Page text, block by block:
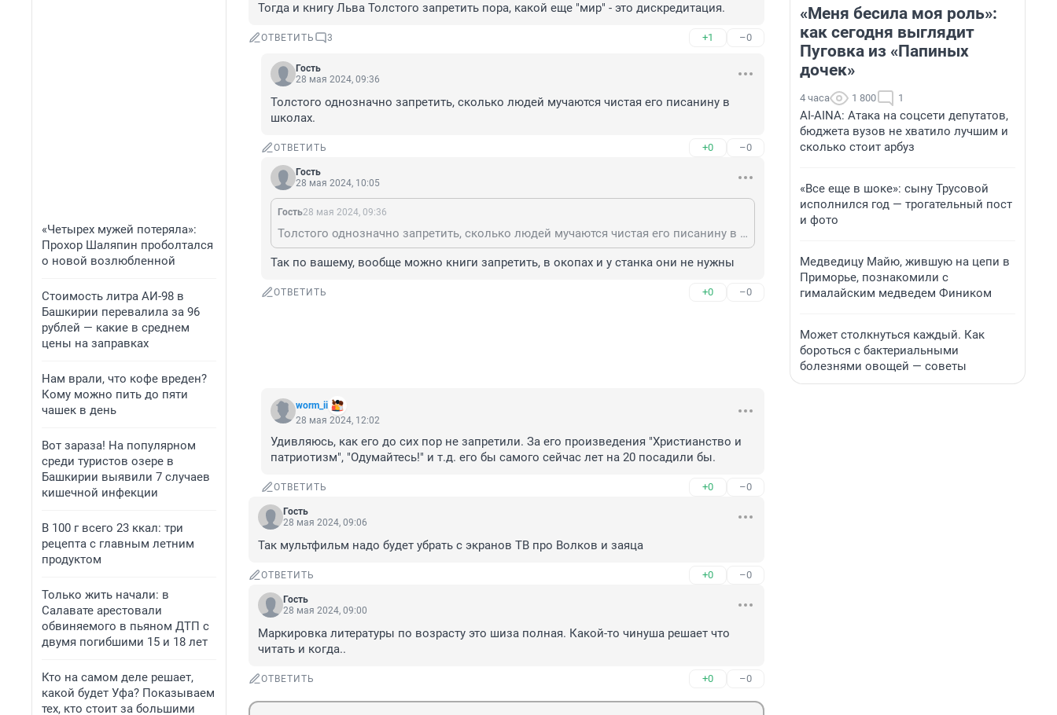
«Четырех мужей потеряла»:
Прохор Шаляпин проболтался
о новой возлюбленной
Стоимость литра АИ-98 в
Башкирии перевалила за 96
рублей — какие в среднем
цены на заправках
Нам врали, что кофе вреден?
Кому можно пить до пяти
чашек в день
Вот зараза! На популярном
среди туристов озере в
Башкирии выявили 7 случаев
кишечной инфекции
В 100 г всего 23 ккал: три
рецепта с главным летним
продуктом
Только жить начали: в
Салавате арестовали
обвиняемого в пьяном ДТП с
двумя погибшими 15 и 18 лет
Кто на самом деле решает,
какой будет Уфа? Показываем
тех, кто стоит за большими
Тогда и книгу Льва Толстого запретить пора, какой еще "мир" - это дискредитация.
ОТВЕТИТЬ 3 +1 –0
Гость
28 мая 2024, 09:36
Толстого однозначно запретить, сколько людей мучаются чистая его писанину в
школах.
ОТВЕТИТЬ +0 –0
Гость
28 мая 2024, 10:05
Гость28 мая 2024, 09:36
Толстого однозначно запретить, сколько людей мучаются чистая его писанину в школах.
Так по вашему, вообще можно книги запретить, в окопах и у станка они не нужны
ОТВЕТИТЬ +0 –0
worm_ii
28 мая 2024, 12:02
Удивляюсь, как его до сих пор не запретили. За его произведения "Христианство и
патриотизм", "Одумайтесь!" и т.д. его бы самого сейчас лет на 20 посадили бы.
ОТВЕТИТЬ +0 –0
Гость
28 мая 2024, 09:06
Так мультфильм надо будет убрать с экранов ТВ про Волков и заяца
ОТВЕТИТЬ +0 –0
Гость
28 мая 2024, 09:00
Маркировка литературы по возрасту это шиза полная. Какой-то чинуша решает что
читать и когда..
ОТВЕТИТЬ +0 –0
«Меня бесила моя роль»:
как сегодня выглядит
Пуговка из «Папиных
дочек»
4 часа 1 800 1
AI-AINA: Атака на соцсети депутатов,
бюджета вузов не хватило лучшим и
сколько стоит арбуз
«Все еще в шоке»: сыну Трусовой
исполнился год — трогательный пост
и фото
Медведицу Майю, жившую на цепи в
Приморье, познакомили с
гималайским медведем Фиником
Может столкнуться каждый. Как
бороться с бактериальными
болезнями овощей — советы